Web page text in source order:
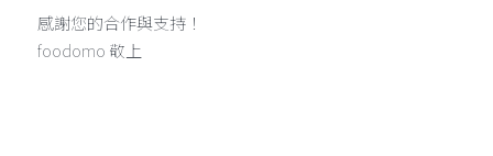
感謝您的合作與支持！
foodomo 敬上